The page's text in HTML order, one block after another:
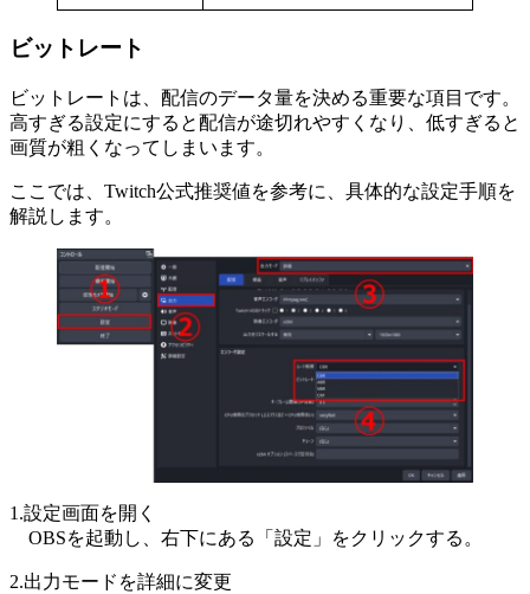
ビットレート
ビットレートは、配信のデータ量を決める重要な項目です。
高すぎる設定にすると配信が途切れやすくなり、低すぎると
画質が粗くなってしまいます。
ここでは、Twitch公式推奨値を参考に、具体的な設定手順を
解説します。
1.設定画面を開く
OBSを起動し、右下にある「設定」をクリックする。
2.出力モードを詳細に変更